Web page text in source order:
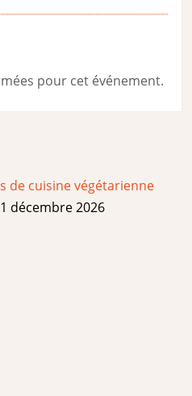
pour cet événement.
de cuisine végétarienne
décembre 2026